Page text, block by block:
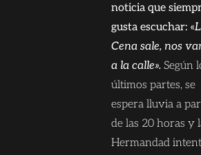
noticia que
gusta escuchar: «
Cena sale, nos
a la calle». Según
últimos partes, se
espera lluvia a
de las 20 horas y
Hermandad